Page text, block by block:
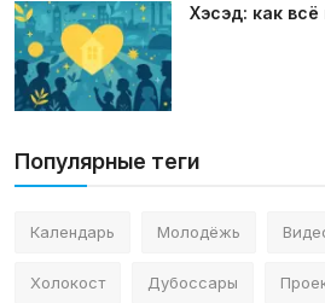
Хэсэд: как
Популярные теги
Календарь Молодёжь
Холокост Дубоссары